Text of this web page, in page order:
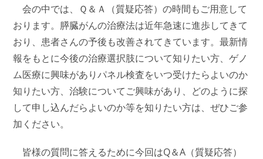
会の中では、Ｑ＆Ａ（質疑応答）の時間もご用意して
おります。膵臓がんの治療法は近年急速に進歩してきて
おり、患者さんの予後も改善されてきています。最新情
報をもとに今後の治療選択肢について知りたい方、ゲノ
ム医療に興味がありパネル検査をいつ受けたらよいのか
知りたい方、治験についてご興味があり、どのように探
して申し込んだらよいのか等を知りたい方は、ぜひご参
加ください。
皆様の質問に答えるために今回はQ＆A （質疑応答）